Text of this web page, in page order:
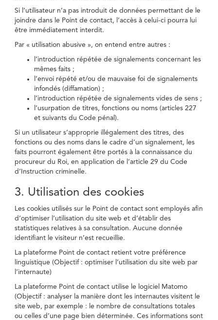
Si l’utilisateur n’a pas introduit de données permettant de le
joindre dans le Point de contact, l’accès à celui-ci pourra lui
être immédiatement interdit.
Par « utilisation abusive », on entend entre autres :
l’introduction répétée de signalements concernant les
mêmes faits ;
l’envoi répété et/ou de mauvaise foi de signalements
infondés (diffamation) ;
l’introduction répétée de signalements vides de sens ;
l’usurpation de titres, fonctions ou noms (articles 227
et suivants du Code pénal).
Si un utilisateur s’approprie illégalement des titres, des
fonctions ou des noms dans le cadre d’un signalement, les
faits pourront également être portés à la connaissance du
procureur du Roi, en application de l’article 29 du Code
d’Instruction criminelle.
3. Utilisation des cookies
Les cookies utilisés sur le Point de contact sont employés afin
d’optimiser l’utilisation du site web et d’établir des
statistiques relatives à sa consultation. Aucune donnée
identifiant le visiteur n’est recueillie.
La plateforme Point de contact retient votre préférence
linguistique (Objectif : optimiser l’utilisation du site web par
l’internaute)
La plateforme Point de contact utilise le logiciel Matomo
(Objectif : analyser la manière dont les internautes visitent le
site web, par exemple : le nombre de consultations totales
ou celles d’une page bien déterminée. Ces informations sont